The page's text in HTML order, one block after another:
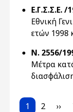
Ε.Γ.Σ.Σ.Ε. /
Εθνική
ετών 1998
Ν. 2556/
Μέτρα
Pagination
Current page
1 Page
2 ››